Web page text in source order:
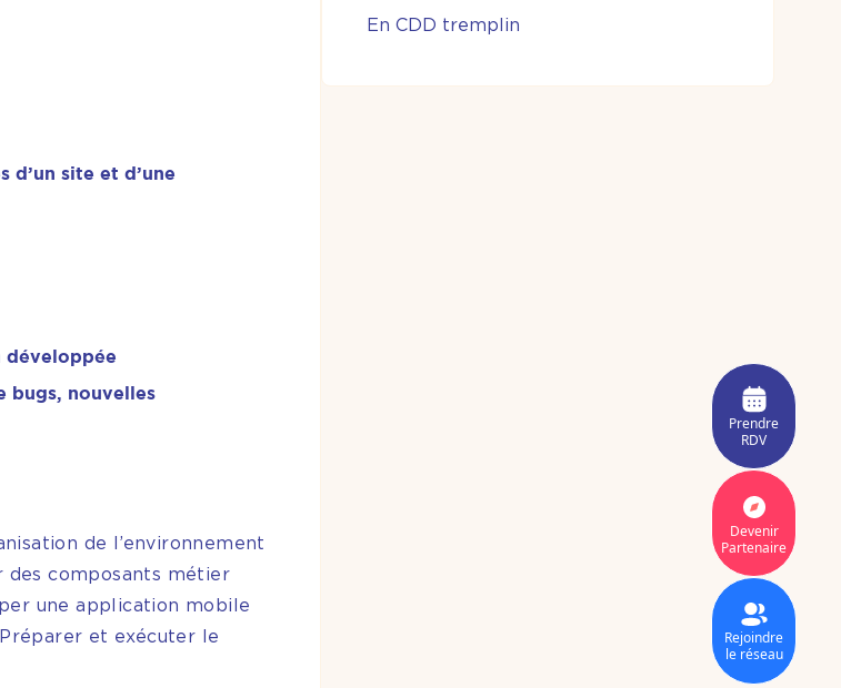
site et d’une
développée
bugs, nouvelles
de l’environnement
des composants métier
une application mobile
et exécuter le
En CDD tremplin
Prendre
RDV
Devenir
Partenaire
Rejoindre
le réseau